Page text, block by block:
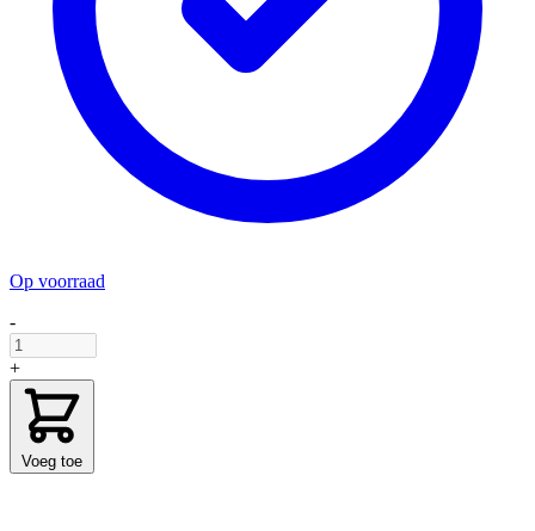
Op voorraad
-
+
Voeg toe